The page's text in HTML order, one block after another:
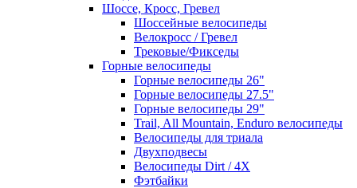
Шоссе, Кросс, Гревел
Шоссейные велосипеды
Велокросс / Гревел
Трековые/Фикседы
Горные велосипеды
Горные велосипеды 26"
Горные велосипеды 27.5"
Горные велосипеды 29"
Trail, All Mountain, Enduro велосипеды
Велосипеды для триала
Двухподвесы
Велосипеды Dirt / 4X
Фэтбайки